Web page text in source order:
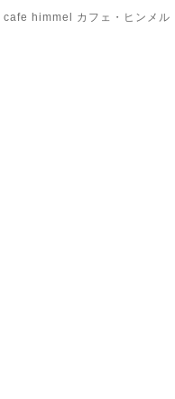
cafe himmel カフェ・ヒンメル